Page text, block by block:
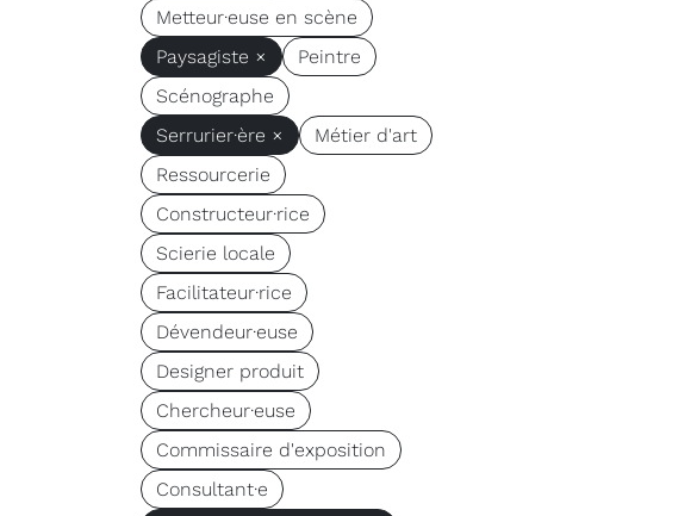
Metteur·euse en scène
Paysagiste ×
Peintre
Scénographe
Serrurier·ère ×
Métier d'art
Ressourcerie
Constructeur·rice
Scierie locale
Facilitateur·rice
Dévendeur·euse
Designer produit
Chercheur·euse
Commissaire d'exposition
Consultant·e